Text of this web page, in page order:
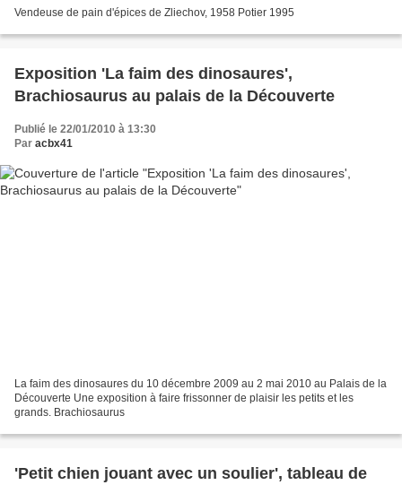
Vendeuse de pain d'épices de Zliechov, 1958 Potier 1995
Exposition 'La faim des dinosaures',
Brachiosaurus au palais de la Découverte
Publié le 22/01/2010 à 13:30
Par acbx41
La faim des dinosaures du 10 décembre 2009 au 2 mai 2010 au Palais de la
Découverte Une exposition à faire frissonner de plaisir les petits et les
grands. Brachiosaurus
'Petit chien jouant avec un soulier', tableau de